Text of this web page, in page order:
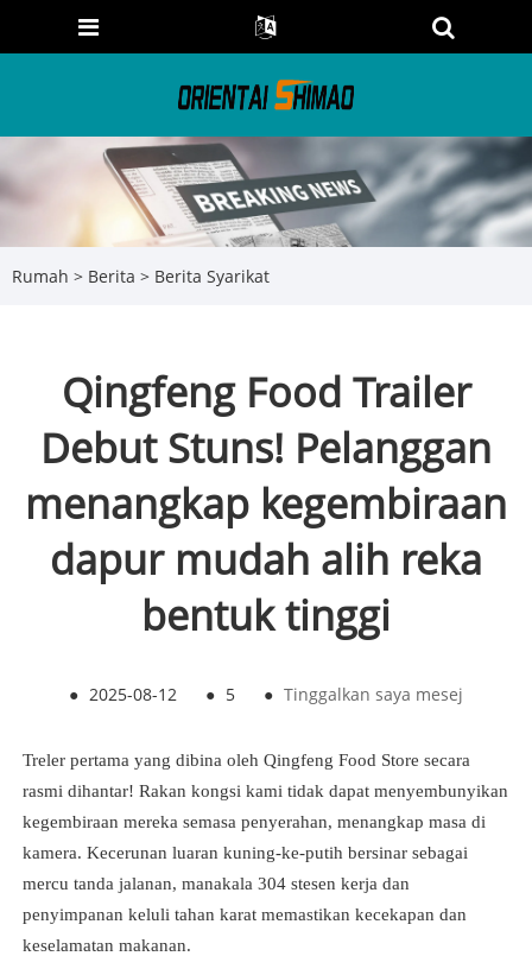
Rumah > Berita > Berita Syarikat
Qingfeng Food Trailer
Debut Stuns! Pelanggan
menangkap kegembiraan
dapur mudah alih reka
bentuk tinggi
● 2025-08-12 ● 5 ● Tinggalkan saya mesej
Treler pertama yang dibina oleh Qingfeng Food Store secara
rasmi dihantar! Rakan kongsi kami tidak dapat menyembunyikan
kegembiraan mereka semasa penyerahan, menangkap masa di
kamera. Kecerunan luaran kuning-ke-putih bersinar sebagai
mercu tanda jalanan, manakala 304 stesen kerja dan
penyimpanan keluli tahan karat memastikan kecekapan dan
keselamatan makanan.